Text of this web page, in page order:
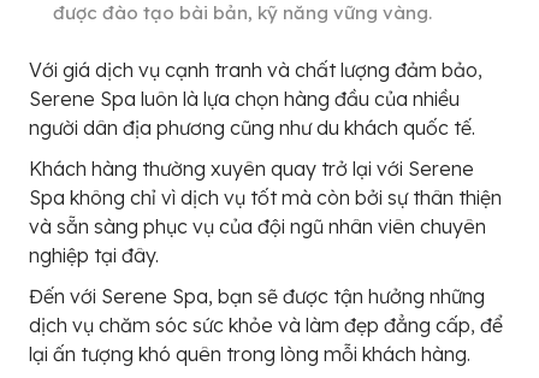
được đào tạo bài bản, kỹ năng vững vàng.
Với giá dịch vụ cạnh tranh và chất lượng đảm bảo,
Serene Spa luôn là lựa chọn hàng đầu của nhiều
người dân địa phương cũng như du khách quốc tế.
Khách hàng thường xuyên quay trở lại với Serene
Spa không chỉ vì dịch vụ tốt mà còn bởi sự thân thiện
và sẵn sàng phục vụ của đội ngũ nhân viên chuyên
nghiệp tại đây.
Đến với Serene Spa, bạn sẽ được tận hưởng những
dịch vụ chăm sóc sức khỏe và làm đẹp đẳng cấp, để
lại ấn tượng khó quên trong lòng mỗi khách hàng.